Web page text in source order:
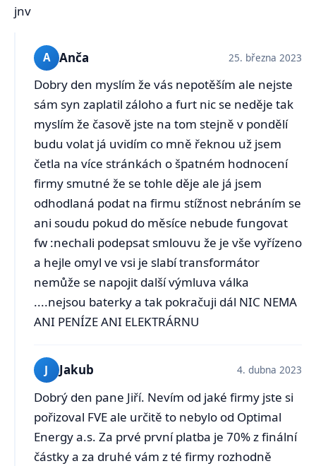
jnv
A Anča 25. března 2023
Dobry den myslím že vás nepotěším ale nejste
sám syn zaplatil záloho a furt nic se neděje tak
myslím že časově jste na tom stejně v pondělí
budu volat já uvidím co mně řeknou už jsem
četla na více stránkách o špatném hodnocení
firmy smutné že se tohle děje ale já jsem
odhodlaná podat na firmu stížnost nebráním se
ani soudu pokud do měsíce nebude fungovat
fw :nechali podepsat smlouvu že je vše vyřízeno
a hejle omyl ve vsi je slabí transformátor
nemůže se napojit další výmluva válka
....nejsou baterky a tak pokračuji dál NIC NEMA
ANI PENÍZE ANI ELEKTRÁRNU
J Jakub 4. dubna 2023
Dobrý den pane Jiří. Nevím od jaké firmy jste si
pořizoval FVE ale určitě to nebylo od Optimal
Energy a.s. Za prvé první platba je 70% z finální
částky a za druhé vám z té firmy rozhodně